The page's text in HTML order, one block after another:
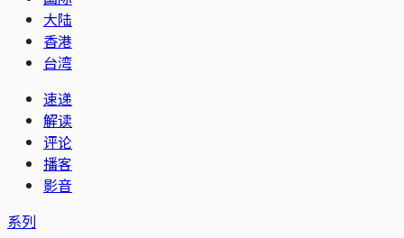
大陆
香港
台湾
速递
解读
评论
播客
影音
系列